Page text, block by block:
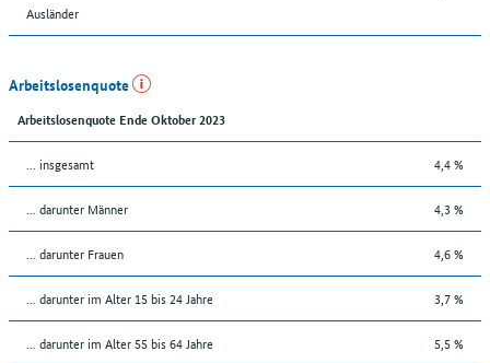
Ausländer
Arbeitslosenquote
Arbeitslosenquote Ende Oktober 2023
... insgesamt 4,4 %
... darunter Männer 4,3 %
... darunter Frauen 4,6 %
... darunter im Alter 15 bis 24 Jahre 3,7 %
... darunter im Alter 55 bis 64 Jahre 5,5 %